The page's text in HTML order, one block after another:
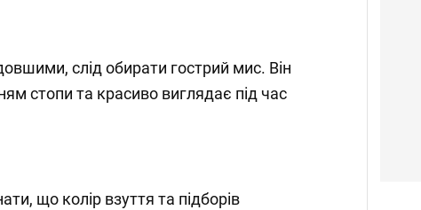
слід обирати гострий мис. Він
стопи та красиво виглядає під час
що колір взуття та підборів